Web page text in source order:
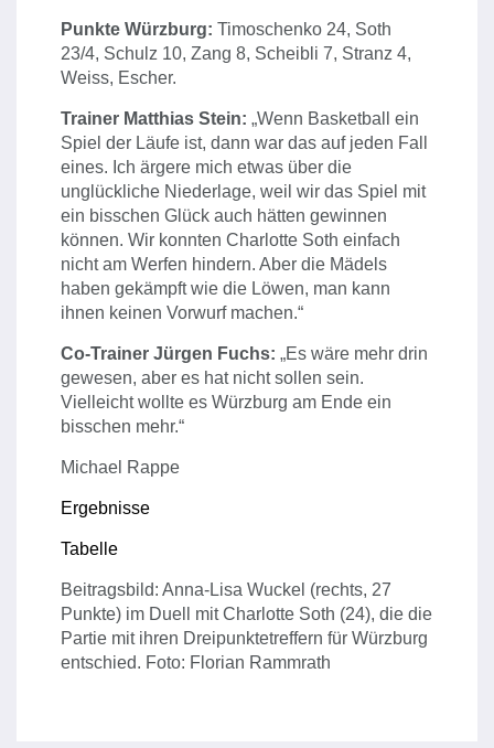
Punkte Würzburg: Timoschenko 24, Soth
23/4, Schulz 10, Zang 8, Scheibli 7, Stranz 4,
Weiss, Escher.
Trainer Matthias Stein: „Wenn Basketball ein
Spiel der Läufe ist, dann war das auf jeden Fall
eines. Ich ärgere mich etwas über die
unglückliche Niederlage, weil wir das Spiel mit
ein bisschen Glück auch hätten gewinnen
können. Wir konnten Charlotte Soth einfach
nicht am Werfen hindern. Aber die Mädels
haben gekämpft wie die Löwen, man kann
ihnen keinen Vorwurf machen.“
Co-Trainer Jürgen Fuchs: „Es wäre mehr drin
gewesen, aber es hat nicht sollen sein.
Vielleicht wollte es Würzburg am Ende ein
bisschen mehr.“
Michael Rappe
Ergebnisse
Tabelle
Beitragsbild: Anna-Lisa Wuckel (rechts, 27
Punkte) im Duell mit Charlotte Soth (24), die die
Partie mit ihren Dreipunktetreffern für Würzburg
entschied. Foto: Florian Rammrath